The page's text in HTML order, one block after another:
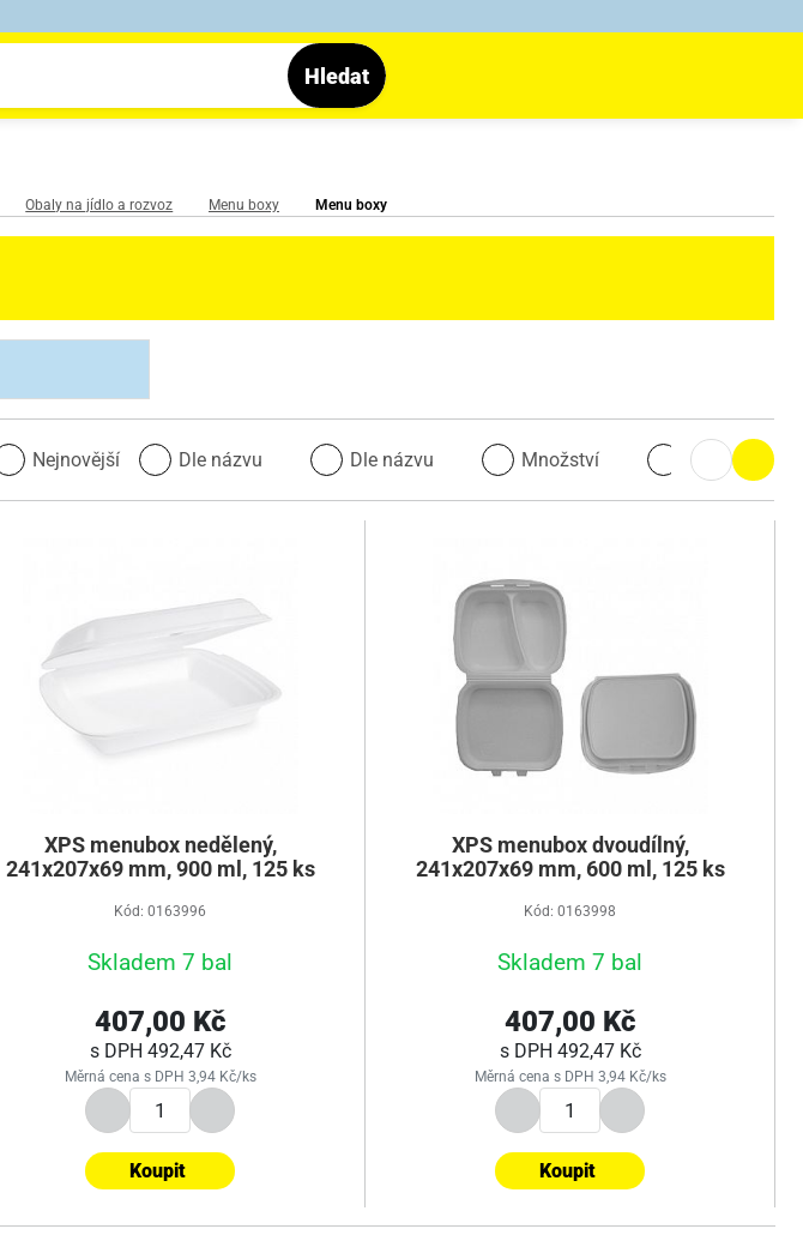
Hledat
Obaly na jídlo a rozvoz Menu boxy Menu boxy
Nejnovější Dle názvu Dle názvu Množství Množství
XPS menubox nedělený,
241x207x69 mm, 900 ml, 125 ks
Kód: 0163996
Skladem 7 bal
407,00 Kč
s DPH 492,47 Kč
Měrná cena s DPH 3,94 Kč/ks
Koupit
XPS menubox dvoudílný,
241x207x69 mm, 600 ml, 125 ks
Kód: 0163998
Skladem 7 bal
407,00 Kč
s DPH 492,47 Kč
Měrná cena s DPH 3,94 Kč/ks
Koupit